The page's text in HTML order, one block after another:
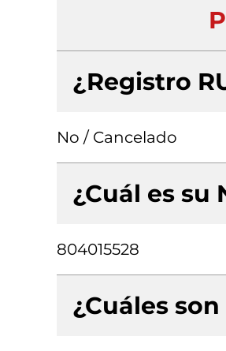
¿Registro
No / Cancelado
¿Cuál es su
804015528
¿Cuáles